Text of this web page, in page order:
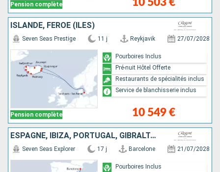
Pension complète 10 503 €
ISLANDE, FÉROÉ (ÎLES)
Pension complète
Seven Seas Prestige 11 j Reykjavik 27/07/2028
10 549 €
Pourboires Inclus
Pré-nuit Hôtel Offerte
Restaurants de spécialités inclus
Service de blanchisserie inclus
ESPAGNE, IBIZA, PORTUGAL, GIBRALTAR, MAROC, MAJORQUE, TENERIFE
Seven Seas Explorer 17 j Barcelone 21/07/2028
Pourboires Inclus